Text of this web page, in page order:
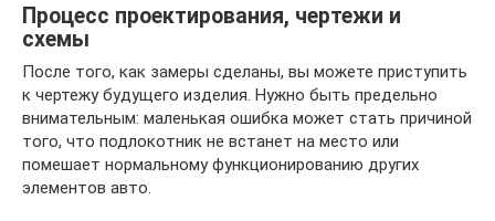
Процесс проектирования, чертежи и
схемы
После того, как замеры сделаны, вы можете приступить
к чертежу будущего изделия. Нужно быть предельно
внимательным: маленькая ошибка может стать причиной
того, что подлокотник не встанет на место или
помешает нормальному функционированию других
элементов авто.